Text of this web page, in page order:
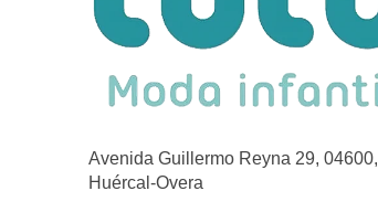
Avenida Guillermo Reyna 29, 04600,
Huércal-Overa